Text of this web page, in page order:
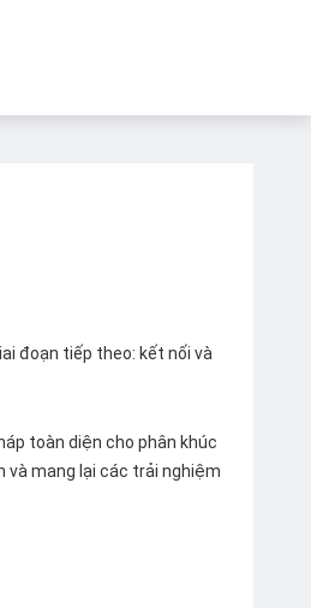
đoạn tiếp theo: kết nối và
toàn diện cho phân khúc
mang lại các trải nghiệm